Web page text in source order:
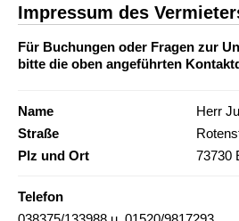
Impressum des
Für Buchungen oder Fragen zur
bitte die oben angeführten
Name
Herr
Straße
Plz und Ort
73730
Telefon